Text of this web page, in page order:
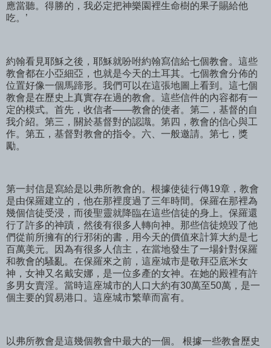
應當聽。得勝的，我必定把神樂園裡生命樹的果子賜給他
吃。’
約翰看見耶穌之後，耶穌就吩咐約翰寫信給七個教會。這些
教會都在小亞細亞，也就是今天的土耳其。七個教會分佈的
位置好像一個馬蹄形。我們可以在這張地圖上看到。這七個
教會是在歷史上真實存在過的教會。這些信件的內容都有一
定的模式。首先，收信者——教會的使者。第二，基督的自
我介紹。第三，關於基督對的認識。第四，教會的信心與工
作。第五，基督對教會的指令。六、一般邀請。第七，獎
勵。
第一封信是寫給是以弗所教會的。根據使徒行傳19章，教會
是由保羅建立的，他在那裡度過了三年時間。保羅在那裡為
幾個信徒受浸，而後聖靈就降臨在這些信徒的身上。保羅還
行了許多的神蹟，然後有很多人轉向神。那些信徒燒毀了他
們從前所擁有的行邪術的書，用今天的價值來計算大約是七
百萬美元。因為有很多人信主，在當地發生了一場針對保羅
和教會的騷亂。在保羅來之前，這座城市是敬拜亞底米女
神，女神又名戴安娜，是一位多產的女神。在她的殿裡有許
多男女賣淫。當時這座城市的人口大約有30萬至50萬，是一
個主要的貿易港口。這座城市繁華而富有。
以弗所教會是這幾個教會中最大的一個。 根據一些教會歷史